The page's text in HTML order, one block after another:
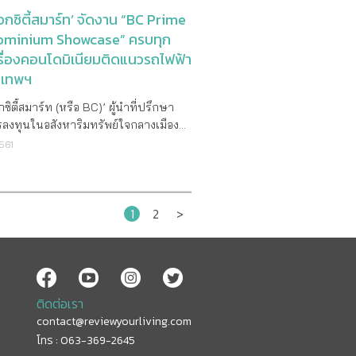
กรรมการผู้จัดการ บริษัท แลนด์
ระเทศไทย) จำกัด บริษัทผู้แทนขาย
ทรัพย์ กล่าวว่า นักลงทุนชาวเอเชียให้
จลงทุนในอสังหาริมทรัพย์ในลอนดอน
เพราะลอนดอนเป็นมหานครที่เป็นจุด
เดินทางของนักท่องเที่ยวและนักธุรกิจ
กมุมโลก โดยในปีที่ผ่านมาพบ
อสังหาริมทรัพย์ที่ นอกจากนี้ในส่วน
หาริมทรัพย์ที่ได้รับการปรับปรุงเพื่อนำ
หม่ก็เป็นที่นิยมอย่างมาก ซึ่ง 1 ใน 5 ถูก
หมายว่าด้วยทรัพย์สินของสหราช
ร ภาษาอังกฤษ เอื้ออำนวยให้มีการถือ
นถึง 999 ปี สำหรับการ
Garden House จะทำการเปิดตัวทั่ว
นื่องจากเป็นตลาดที่มีทิศทางการเติบโตที่
ยดโปรสุดว้าว!! เหนือเมฆยกกำลัง 2
คัญของโปรเหนือเมฆยกกำลัง 2 เกิด
รที่ทางออริจิ้น ต้องการให้ผู้ที่มีความ
อยู่อาศัยได้มีโอกาสเป็นเจ้าของที่อยู่
ของตัวเองจริงๆ ซึ่งด้วยเพราะเข้าใจถึง
ะค่าใช้จ่าย และค่าครองชีพในเมืองที่
ทุกวัน ออริจิ้นจึงได้ออกโปรโมชั่นนี้ขึ้น
ให้ฝันของคนที่ต้องการเป็นเจ้าของคอน
อน คือ สำหรับคอนโดใหม่พร้อมอยู่ที่
การนั้น ผู้ซื้อสามารถผ่อนรายเดือนเบาๆ
เราก็จะเสียค่าผ่อนรายเดือนใน 3 ปี
ดือนละ 999* บาท และหากเราซื้อคอน
คาสูงขึ้น เช่น 3 ล้านบาท ก็จะต้องผ่อน
เดือนใน 3 ปีแรก เป็นเงินทั้งสิ้นเพียง
= 2,997 บาท!! และที่พิเศษสุดอีกอย่าง
กซิตี้สมาร์ท’ จัดงาน “BC Prime
Showcase” ครบทุก
องคอนโดมิเนียมติดแนวรถไฟฟ้า
ทพฯ
ซิตี้สมาร์ท (หรือ BC)’ ผู้นำที่ปรึกษา
งทุนในอสังหาริมทรัพย์ใจกลางเมือง
งจร นำโดย นายขยล ตันติชาติวัฒน์ ผู้
Stations with 100 Projects ในวัน
22 – วันพฤหัสบดีที่ 24 พฤษภาคม
ะ Airport Rail Link กว่า 40 สถานีทั่ว
มหานคร ในราคาเริ่มต้นเพียง 3.17 ล้าน
มลุ้นรับ Apple Watch Series 3 และดี
สุดพิเศษมากมาย มาร่วมกันหาคำตอบ
ต้องการของที่ อยู่อาศัย ทั้งการแนะนำ
1 2 >
ติดต่อเรา
contact@reviewyourliving.com
โทร : 063-369-2645